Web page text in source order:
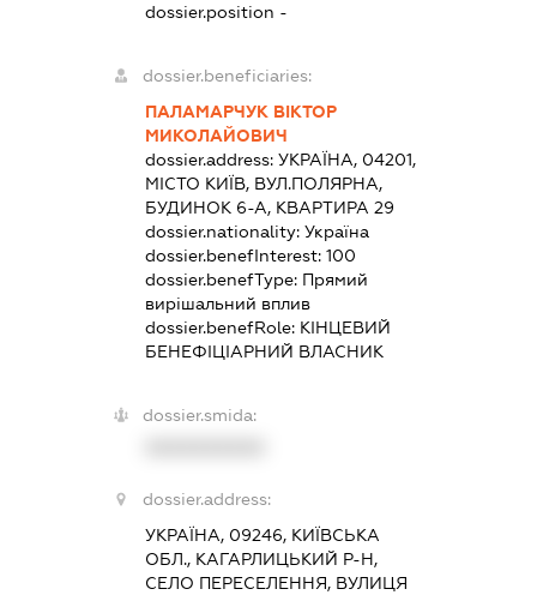
dossier.position -
dossier.beneficiaries:
ПАЛАМАРЧУК ВІКТОР
МИКОЛАЙОВИЧ
dossier.address: УКРАЇНА, 04201,
МІСТО КИЇВ, ВУЛ.ПОЛЯРНА,
БУДИНОК 6-А, КВАРТИРА 29
dossier.nationality: Україна
dossier.benefInterest: 100
dossier.benefType: Прямий
вирішальний вплив
dossier.benefRole: КІНЦЕВИЙ
БЕНЕФІЦІАРНИЙ ВЛАСНИК
dossier.smida:
dossier.address:
УКРАЇНА, 09246, КИЇВСЬКА
ОБЛ., КАГАРЛИЦЬКИЙ Р-Н,
СЕЛО ПЕРЕСЕЛЕННЯ, ВУЛИЦЯ